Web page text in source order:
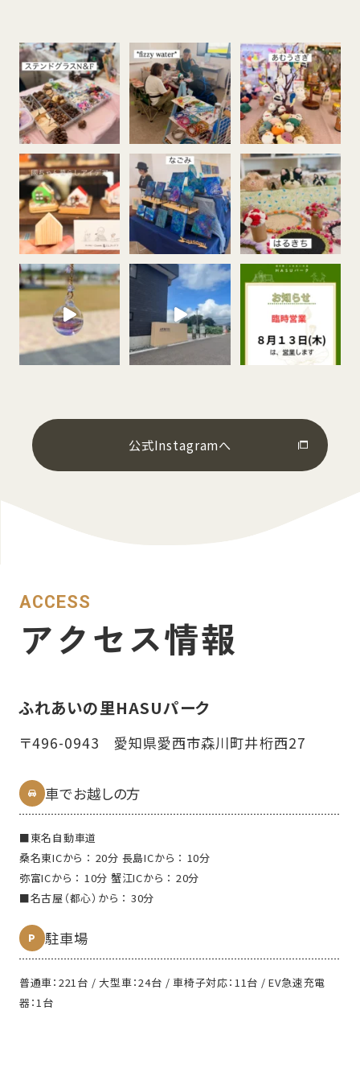
公式Instagramへ
ACCESS
アクセス情報
ふれあいの⾥HASUパーク
〒496-0943 愛知県愛⻄市森川町井桁⻄27
車でお越しの方
■東名⾃動⾞道
桑名東ICから ： 20分 ⻑島ICから ： 10分
弥富ICから ： 10分 蟹江ICから ： 20分
■名古屋（都⼼）から ： 30分
駐⾞場
普通車：221台 / 大型車：24台 / 車椅子対応：11台 / EV急速充電
器：1台